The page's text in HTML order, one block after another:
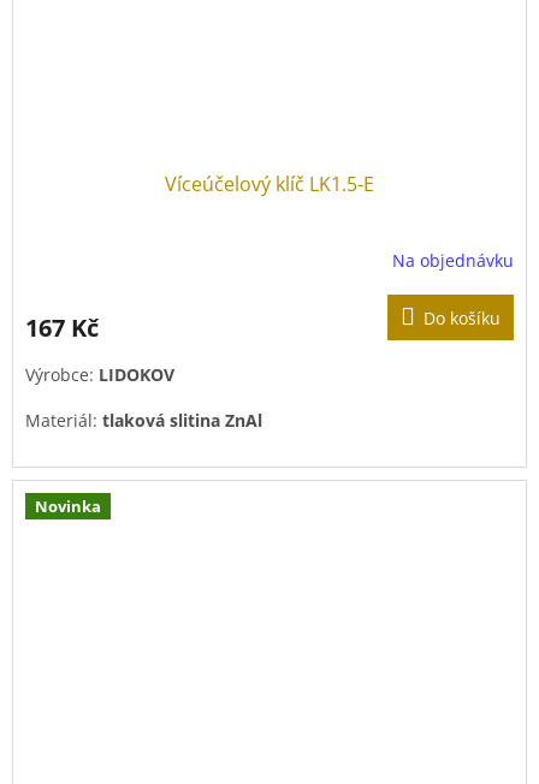
Víceúčelový klíč LK1.5-E
Na objednávku
167 Kč Do košíku
Výrobce: LIDOKOV
Materiál: tlaková slitina ZnAl
Povrchová úprava:pozink
Novinka